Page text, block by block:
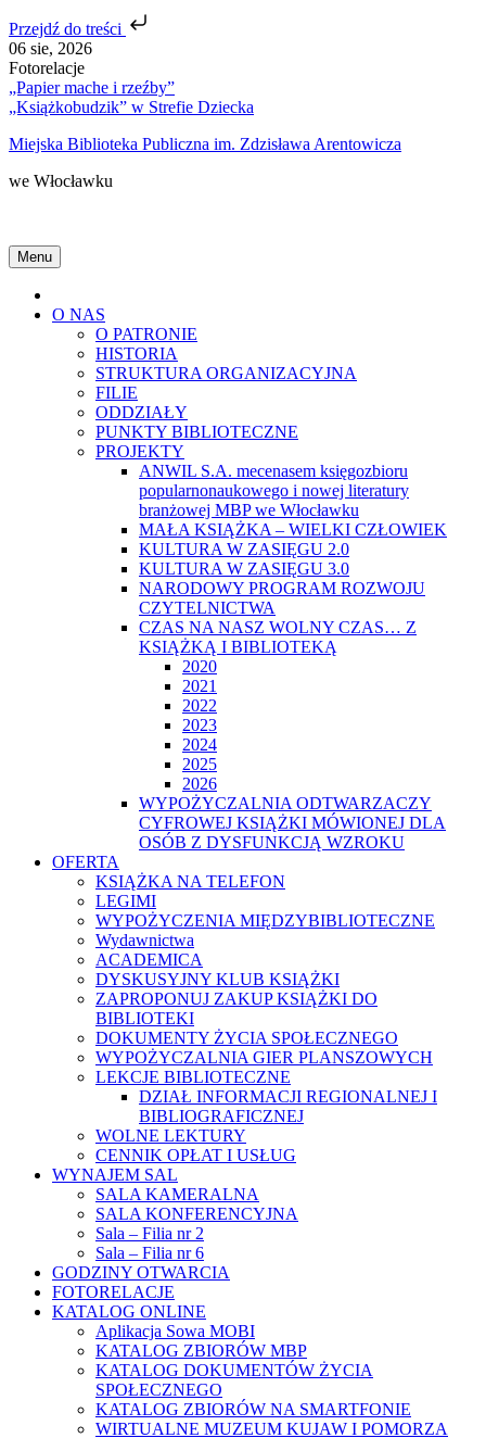
Przejdź do treści
Skip
to
content
06 sie, 2026
Fotorelacje
„Papier mache i rzeźby”
„Książkobudzik” w Strefie Dziecka
Miejska Biblioteka Publiczna im. Zdzisława Arentowicza
we Włocławku
Menu
O NAS
O PATRONIE
HISTORIA
STRUKTURA ORGANIZACYJNA
FILIE
ODDZIAŁY
PUNKTY BIBLIOTECZNE
PROJEKTY
ANWIL S.A. mecenasem księgozbioru
popularnonaukowego i nowej literatury
branżowej MBP we Włocławku
MAŁA KSIĄŻKA – WIELKI CZŁOWIEK
KULTURA W ZASIĘGU 2.0
KULTURA W ZASIĘGU 3.0
NARODOWY PROGRAM ROZWOJU
CZYTELNICTWA
CZAS NA NASZ WOLNY CZAS… Z
KSIĄŻKĄ I BIBLIOTEKĄ
2020
2021
2022
2023
2024
2025
2026
WYPOŻYCZALNIA ODTWARZACZY
CYFROWEJ KSIĄŻKI MÓWIONEJ DLA
OSÓB Z DYSFUNKCJĄ WZROKU
OFERTA
KSIĄŻKA NA TELEFON
LEGIMI
WYPOŻYCZENIA MIĘDZYBIBLIOTECZNE
Wydawnictwa
ACADEMICA
DYSKUSYJNY KLUB KSIĄŻKI
ZAPROPONUJ ZAKUP KSIĄŻKI DO
BIBLIOTEKI
DOKUMENTY ŻYCIA SPOŁECZNEGO
WYPOŻYCZALNIA GIER PLANSZOWYCH
LEKCJE BIBLIOTECZNE
DZIAŁ INFORMACJI REGIONALNEJ I
BIBLIOGRAFICZNEJ
WOLNE LEKTURY
CENNIK OPŁAT I USŁUG
WYNAJEM SAL
SALA KAMERALNA
SALA KONFERENCYJNA
Sala – Filia nr 2
Sala – Filia nr 6
GODZINY OTWARCIA
FOTORELACJE
KATALOG ONLINE
Aplikacja Sowa MOBI
KATALOG ZBIORÓW MBP
KATALOG DOKUMENTÓW ŻYCIA
SPOŁECZNEGO
KATALOG ZBIORÓW NA SMARTFONIE
WIRTUALNE MUZEUM KUJAW I POMORZA